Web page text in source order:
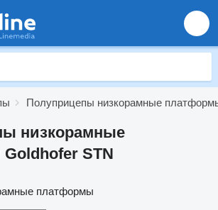
Полуприцепы низкорамные
низкорамные
STN
платформы